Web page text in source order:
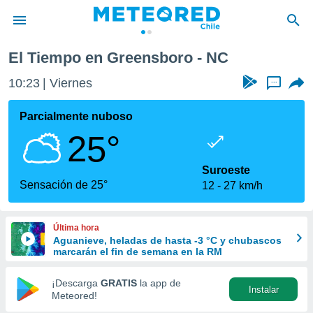
de
por
se
calidad.
a este
las
y
forma
digital
basada
El Tiempo en Greensboro - NC
10:24 Viernes ...
Parcialmente nuboso
25°
Sensación de 25°
Suroeste
12
27 km/h
Última hora
Aguanieve, heladas de hasta -3 °C y chubascos
marcarán el fin de semana en la RM
¡Descarga GRATIS la app de
Meteored!
Instalar